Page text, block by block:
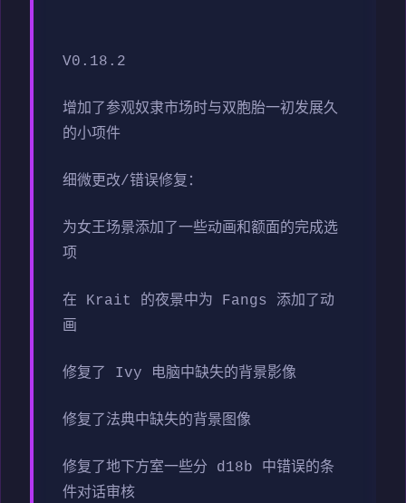
V0.18.2
增加了参观奴隶市场时与双胞胎一初发展久
的小项件
细微更改/错误修复：
为女王场景添加了一些动画和额面的完成选
项
在 Krait 的夜景中为 Fangs 添加了动
画
修复了 Ivy 电脑中缺失的背景影像
修复了法典中缺失的背景图像
修复了地下方室一些分 d18b 中错误的条
件对话审核